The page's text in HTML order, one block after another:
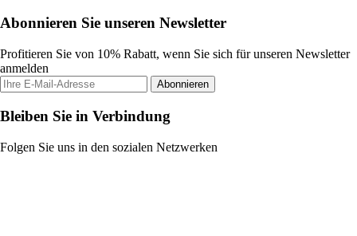
Abonnieren Sie unseren Newsletter
Profitieren Sie von 10% Rabatt, wenn Sie sich für unseren Newsletter
anmelden
Abonnieren
Bleiben Sie in Verbindung
Folgen Sie uns in den sozialen Netzwerken